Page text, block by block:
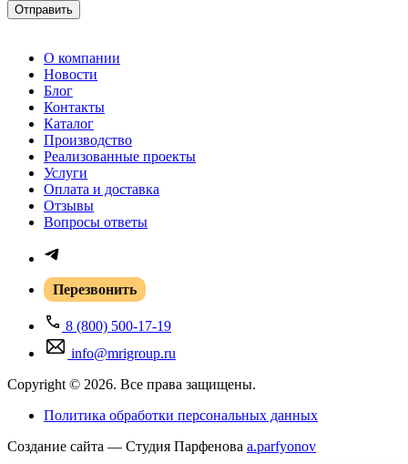
Отправить
О компании
Новости
Блог
Контакты
Каталог
Производство
Реализованные проекты
Услуги
Оплата и доставка
Отзывы
Вопросы ответы
Перезвонить
8 (800) 500-17-19
info@mrigroup.ru
Copyright © 2026. Все права защищены.
Политика обработки персональных данных
Создание сайта — Студия Парфенова a.parfyonov